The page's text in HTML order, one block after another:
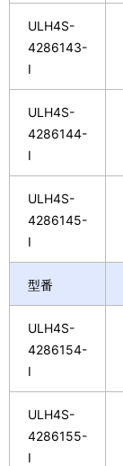
ULH4S-
4286143-
I
ULH4S-
4286144-
I
ULH4S-
4286145-
I
型番
ULH4S-
4286154-
I
ULH4S-
4286155-
I